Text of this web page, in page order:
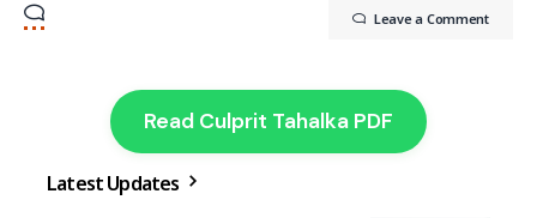
Leave a Comment
Read Culprit Tahalka PDF
Latest Updates